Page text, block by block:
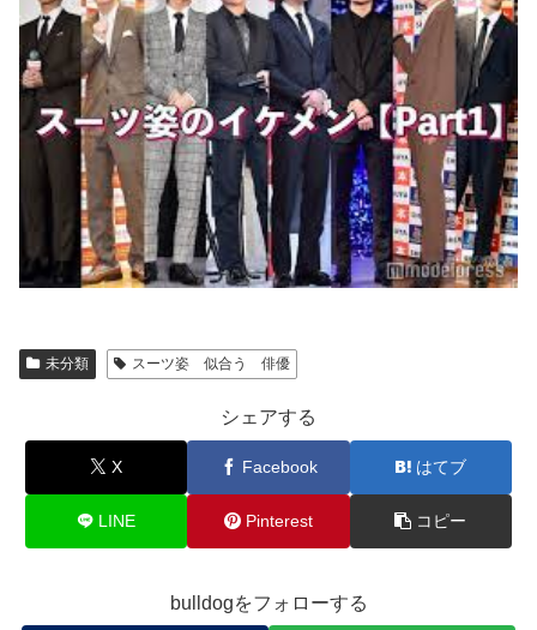
未分類 スーツ姿 似合う 俳優
シェアする
X Facebook はてブ
LINE Pinterest コピー
bulldogをフォローする